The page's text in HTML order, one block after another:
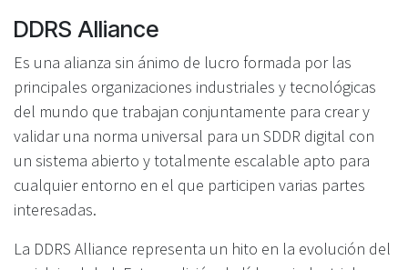
DDRS Alliance
Es una alianza sin ánimo de lucro formada por las
principales organizaciones industriales y tecnológicas
del mundo que trabajan conjuntamente para crear y
validar una norma universal para un SDDR digital con
un sistema abierto y totalmente escalable apto para
cualquier entorno en el que participen varias partes
interesadas.
La DDRS Alliance representa un hito en la evolución del